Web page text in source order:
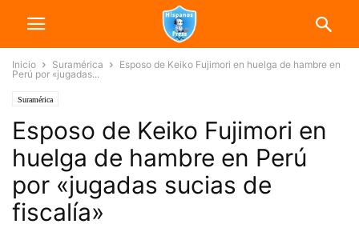
Inicio Suramérica
Esposo de Keiko Fujimori en huelga de hambre en
Perú por «jugadas...
Suramérica
Esposo de Keiko Fujimori en
huelga de hambre en Perú
por «jugadas sucias de
fiscalía»